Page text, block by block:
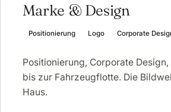
Marke & Design
Positionierung Logo Corporate
Positionierung, Corporate
bis zur Fahrzeugflotte. Die
Haus.